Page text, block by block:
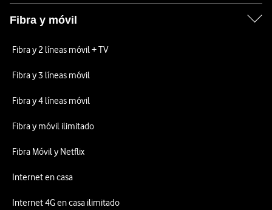
Fibra y móvil
Fibra y 2 líneas móvil + TV
Fibra y 3 líneas móvil
Fibra y 4 líneas móvil
Fibra y móvil ilimitado
Fibra Móvil y Netflix
Internet en casa
Internet 4G en casa ilimitado